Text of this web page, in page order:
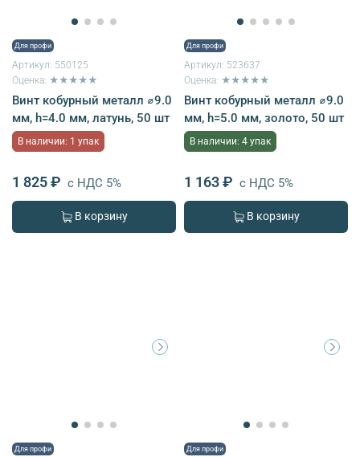
Для профи
Артикул: 550125
Оценка: ★★★★★
Винт кобурный металл ⌀9.0
мм, h=4.0 мм, латунь, 50 шт
В наличии: 1 упак
1 825 ₽ с НДС 5%
В корзину
Для профи
Артикул: 523637
Оценка: ★★★★★
Винт кобурный металл ⌀9.0
мм, h=5.0 мм, золото, 50 шт
В наличии: 4 упак
1 163 ₽ с НДС 5%
В корзину
Для профи Для профи